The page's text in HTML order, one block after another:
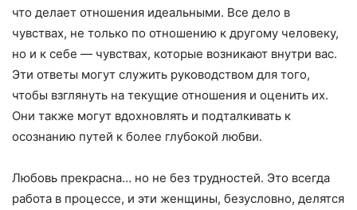
что делает отношения идеальными. Все дело в
чувствах, не только по отношению к другому человеку,
но и к себе — чувствах, которые возникают внутри вас.
Эти ответы могут служить руководством для того,
чтобы взглянуть на текущие отношения и оценить их.
Они также могут вдохновлять и подталкивать к
осознанию путей к более глубокой любви.
Любовь прекрасна… но не без трудностей. Это всегда
работа в процессе, и эти женщины, безусловно, делятся